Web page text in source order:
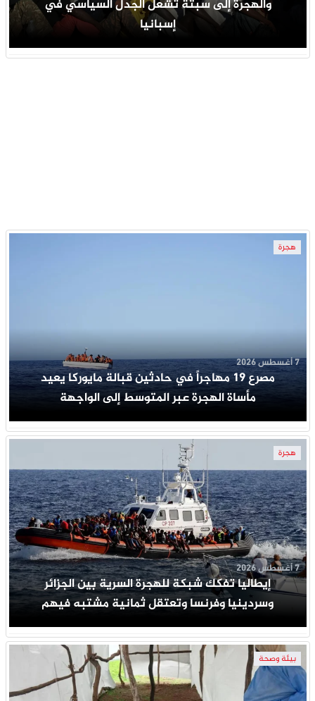
والهجرة إلى سبتة تشعل الجدل السياسي في
إسبانيا
هجرة
مصرع 19 مهاجراً في حادثين قبالة مايوركا يعيد
مأساة الهجرة عبر المتوسط إلى الواجهة
7 أغسطس 2026
هجرة
إيطاليا تفكك شبكة للهجرة السرية بين الجزائر
وسردينيا وفرنسا وتعتقل ثمانية مشتبه فيهم
7 أغسطس 2026
بيئة وصحة